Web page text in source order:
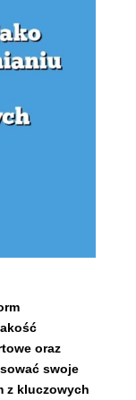
oraz
swoje
z kluczowych